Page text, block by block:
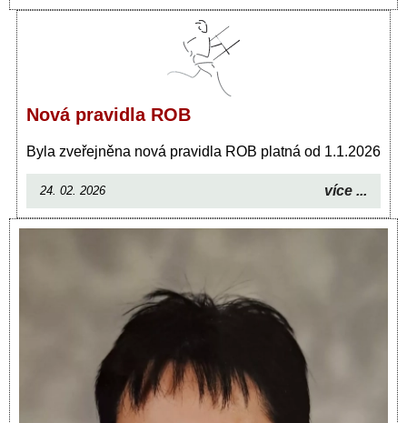
Nová pravidla ROB
Byla zveřejněna nová pravidla ROB platná od 1.1.2026
24. 02. 2026 více ...